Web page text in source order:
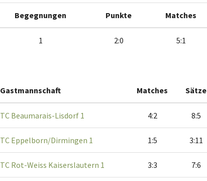
Begegnungen Punkte Matches
1 2:0 5:1
Gastmannschaft Matches Sätze
TC Beaumarais-Lisdorf 1 4:2 8:5
TC Eppelborn/Dirmingen 1 1:5 3:11
TC Rot-Weiss Kaiserslautern 1 3:3 7:6